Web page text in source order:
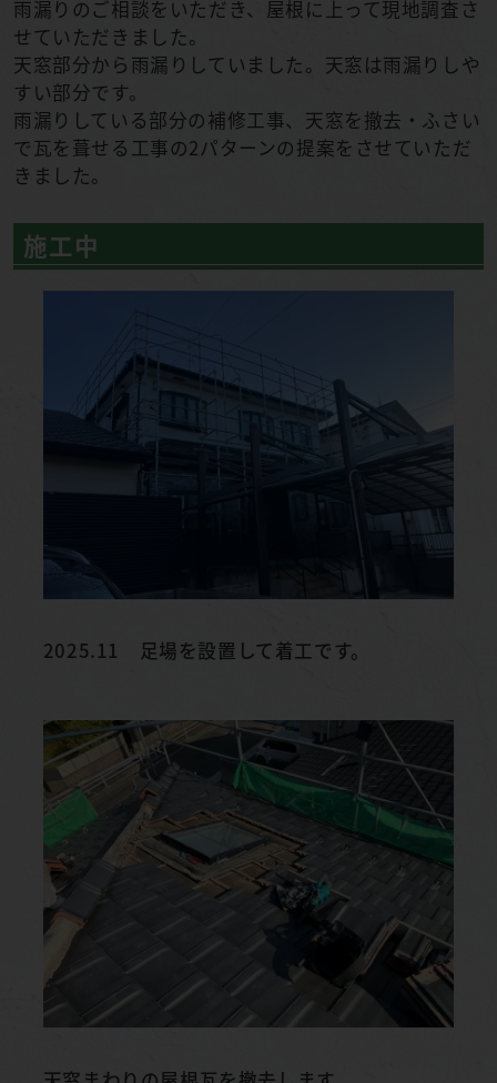
雨漏りのご相談をいただき、屋根に上って現地調査さ
せていただきました。
天窓部分から雨漏りしていました。天窓は雨漏りしや
すい部分です。
雨漏りしている部分の補修工事、天窓を撤去・ふさい
で瓦を葺せる工事の2パターンの提案をさせていただ
きました。
施工中
2025.11 足場を設置して着工です。